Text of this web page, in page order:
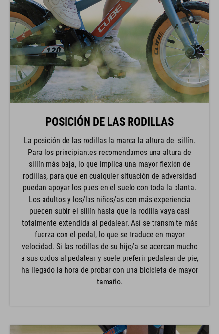
POSICIÓN DE LAS RODILLAS
Para los principiantes recomendamos una altura de
sillín más baja, lo que implica una mayor flexión de
rodillas, para que en cualquier situación de adversidad
puedan apoyar los pues en el suelo con toda la planta.
Los adultos y los/las niños/as con más experiencia
pueden subir el sillín hasta que la rodilla vaya casi
totalmente extendida al pedalear. Así se transmite más
fuerza con el pedal, lo que se traduce en mayor
velocidad. Si las rodillas de su hijo/a se acercan mucho
a sus codos al pedalear y suele preferir pedalear de pie,
ha llegado la hora de probar con una bicicleta de mayor